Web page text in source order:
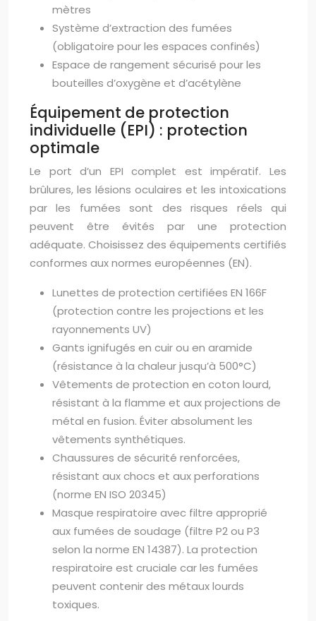
mètres
Système d’extraction des fumées
(obligatoire pour les espaces confinés)
Espace de rangement sécurisé pour les
bouteilles d’oxygène et d’acétylène
Équipement de protection
individuelle (EPI) : protection
optimale
Le port d’un EPI complet est impératif. Les
brûlures, les lésions oculaires et les intoxications
par les fumées sont des risques réels qui
peuvent être évités par une protection
adéquate. Choisissez des équipements certifiés
conformes aux normes européennes (EN).
Lunettes de protection certifiées EN 166F
(protection contre les projections et les
rayonnements UV)
Gants ignifugés en cuir ou en aramide
(résistance à la chaleur jusqu’à 500°C)
Vêtements de protection en coton lourd,
résistant à la flamme et aux projections de
métal en fusion. Éviter absolument les
vêtements synthétiques.
Chaussures de sécurité renforcées,
résistant aux chocs et aux perforations
(norme EN ISO 20345)
Masque respiratoire avec filtre approprié
aux fumées de soudage (filtre P2 ou P3
selon la norme EN 14387). La protection
respiratoire est cruciale car les fumées
peuvent contenir des métaux lourds
toxiques.